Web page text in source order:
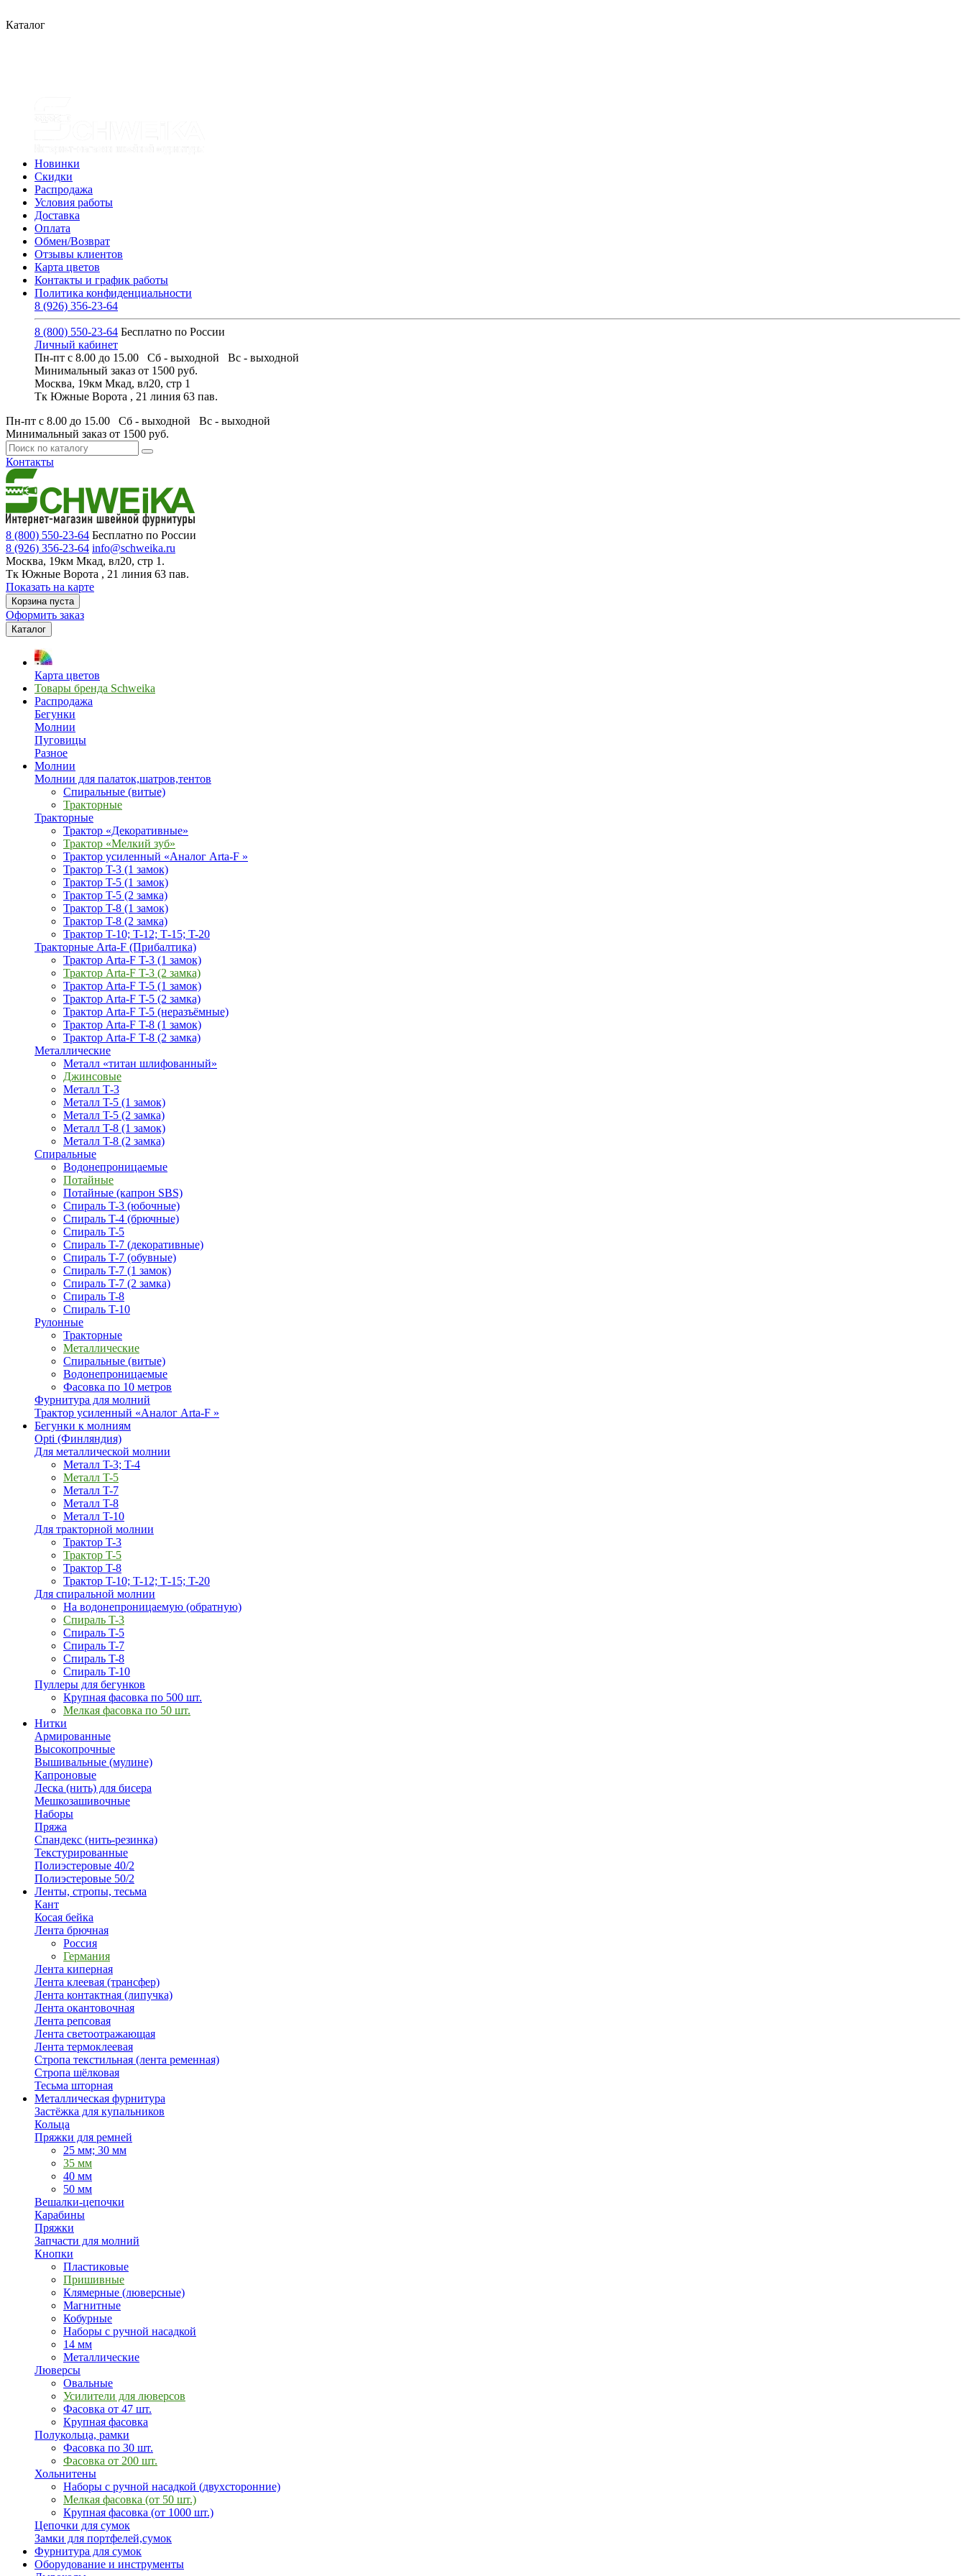
Каталог
Новинки
Скидки
Распродажа
Условия работы
Доставка
Оплата
Обмен/Возврат
Отзывы клиентов
Карта цветов
Контакты и график работы
Политика конфиденциальности
8 (926) 356-23-64
8 (800) 550-23-64 Бесплатно по России
Личный кабинет
Пн-пт с 8.00 до 15.00 Сб - выходной Вс - выходной
Минимальный заказ от 1500 руб.
Москва, 19км Мкад, вл20, стр 1
Тк Южные Ворота , 21 линия 63 пав.
Пн-пт с 8.00 до 15.00 Сб - выходной Вс - выходной
Минимальный заказ от 1500 руб.
Контакты
8 (800) 550-23-64 Бесплатно по России
8 (926) 356-23-64 info@schweika.ru
Москва, 19км Мкад, вл20, стр 1.
Тк Южные Ворота , 21 линия 63 пав.
Показать на карте
Корзина пуста
Оформить заказ
Каталог
Карта цветов
Товары бренда Schweika
Распродажа
Бегунки
Молнии
Пуговицы
Разное
Молнии
Молнии для палаток,шатров,тентов
Спиральные (витые)
Тракторные
Тракторные
Трактор «Декоративные»
Трактор «Мелкий зуб»
Трактор усиленный «Аналог Arta-F »
Трактор T-3 (1 замок)
Трактор T-5 (1 замок)
Трактор T-5 (2 замка)
Трактор T-8 (1 замок)
Трактор T-8 (2 замка)
Трактор T-10; T-12; Т-15; T-20
Тракторные Arta-F (Прибалтика)
Трактор Arta-F T-3 (1 замок)
Трактор Arta-F T-3 (2 замка)
Трактор Arta-F T-5 (1 замок)
Трактор Arta-F T-5 (2 замка)
Трактор Arta-F T-5 (неразъёмные)
Трактор Arta-F T-8 (1 замок)
Трактор Arta-F T-8 (2 замка)
Металлические
Металл «титан шлифованный»
Джинсовые
Металл Т-3
Металл T-5 (1 замок)
Металл T-5 (2 замка)
Металл T-8 (1 замок)
Металл T-8 (2 замка)
Спиральные
Водонепроницаемые
Потайные
Потайные (капрон SBS)
Спираль T-3 (юбочные)
Спираль T-4 (брючные)
Спираль T-5
Спираль T-7 (декоративные)
Спираль T-7 (обувные)
Спираль T-7 (1 замок)
Спираль T-7 (2 замка)
Спираль T-8
Спираль T-10
Рулонные
Тракторные
Металлические
Спиральные (витые)
Водонепроницаемые
Фасовка по 10 метров
Фурнитура для молний
Трактор усиленный «Аналог Arta-F »
Бегунки к молниям
Opti (Финляндия)
Для металлической молнии
Металл T-3; T-4
Металл T-5
Металл T-7
Металл T-8
Металл T-10
Для тракторной молнии
Трактор T-3
Трактор T-5
Трактор T-8
Трактор T-10; T-12; Т-15; T-20
Для спиральной молнии
На водонепроницаемую (обратную)
Спираль T-3
Спираль T-5
Спираль T-7
Спираль T-8
Спираль T-10
Пуллеры для бегунков
Крупная фасовка по 500 шт.
Мелкая фасовка по 50 шт.
Нитки
Армированные
Высокопрочные
Вышивальные (мулине)
Капроновые
Леска (нить) для бисера
Мешкозашивочные
Наборы
Пряжа
Спандекс (нить-резинка)
Текстурированные
Полиэстеровые 40/2
Полиэстеровые 50/2
Ленты, стропы, тесьма
Кант
Косая бейка
Лента брючная
Россия
Германия
Лента киперная
Лента клеевая (трансфер)
Лента контактная (липучка)
Лента окантовочная
Лента репсовая
Лента светоотражающая
Лента термоклеевая
Стропа текстильная (лента ременная)
Стропа шёлковая
Тесьма шторная
Металлическая фурнитура
Застёжка для купальников
Кольца
Пряжки для ремней
25 мм; 30 мм
35 мм
40 мм
50 мм
Вешалки-цепочки
Карабины
Пряжки
Запчасти для молний
Кнопки
Пластиковые
Пришивные
Клямерные (люверсные)
Магнитные
Кобурные
Наборы с ручной насадкой
14 мм
Металлические
Люверсы
Овальные
Усилители для люверсов
Фасовка от 47 шт.
Крупная фасовка
Полукольца, рамки
Фасовка по 30 шт.
Фасовка от 200 шт.
Хольнитены
Наборы с ручной насадкой (двухсторонние)
Мелкая фасовка (от 50 шт.)
Крупная фасовка (от 1000 шт.)
Цепочки для сумок
Замки для портфелей,сумок
Фурнитура для сумок
Оборудование и инструменты